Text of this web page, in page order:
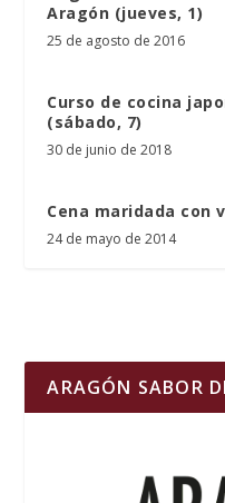
Aragón (jueves, 1)
25 de agosto de 2016
Curso de cocina
(sábado, 7)
30 de junio de 2018
Cena maridada con
24 de mayo de 2014
ARAGÓN SABOR